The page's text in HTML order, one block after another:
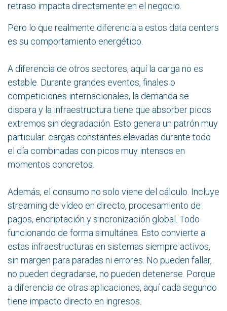
retraso impacta directamente en el negocio.
Pero lo que realmente diferencia a estos data centers
es su comportamiento energético.
A diferencia de otros sectores, aquí la carga no es
estable. Durante grandes eventos, finales o
competiciones internacionales, la demanda se
dispara y la infraestructura tiene que absorber picos
extremos sin degradación. Esto genera un patrón muy
particular: cargas constantes elevadas durante todo
el día combinadas con picos muy intensos en
momentos concretos.
Además, el consumo no solo viene del cálculo. Incluye
streaming de vídeo en directo, procesamiento de
pagos, encriptación y sincronización global. Todo
funcionando de forma simultánea. Esto convierte a
estas infraestructuras en sistemas siempre activos,
sin margen para paradas ni errores. No pueden fallar,
no pueden degradarse, no pueden detenerse. Porque
a diferencia de otras aplicaciones, aquí cada segundo
tiene impacto directo en ingresos.